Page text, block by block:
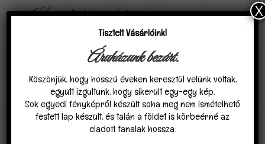
Kapcsolódó termékek
Tisztelt Vásárlóink!
Áruházunk bezárt.
Köszönjük, hogy hosszú éveken keresztül velünk voltak,
együtt izgultunk, hogy sikerült egy-egy kép.
Sok egyedi fényképről készült soha meg nem ismételhető
festett lap készült, és talán a földet is körbeérné az
eladott fanalak hossza.
X